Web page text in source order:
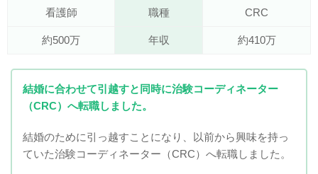
看護師 職種 CRC
約500万 年収 約410万
結婚に合わせて引越すと同時に治験コーディネーター
（CRC）へ転職しました。
結婚のために引っ越すことになり、以前から興味を持っ
ていた治験コーディネーター（CRC）へ転職しました。